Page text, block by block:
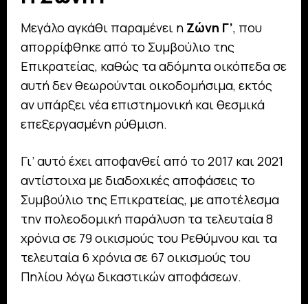
Μεγάλο αγκάθι παραμένει η Ζώνη Γ’, που
απορρίφθηκε από το Συμβούλιο της
Επικρατείας, καθώς τα αδόμητα οικόπεδα σε
αυτή δεν θεωρούνται οικοδομήσιμα, εκτός
αν υπάρξει νέα επιστημονική και θεσμικά
επεξεργασμένη ρύθμιση.
Γι’ αυτό έχει αποφανθεί από το 2017 και 2021
αντίστοιχα με διαδοχικές αποφάσεις το
Συμβούλιο της Επικρατείας, με αποτέλεσμα
την πολεοδομική παράλυση τα τελευταία 8
χρόνια σε 79 οικισμούς του Ρεθύμνου και τα
τελευταία 6 χρόνια σε 67 οικισμούς του
Πηλίου λόγω δικαστικών αποφάσεων.